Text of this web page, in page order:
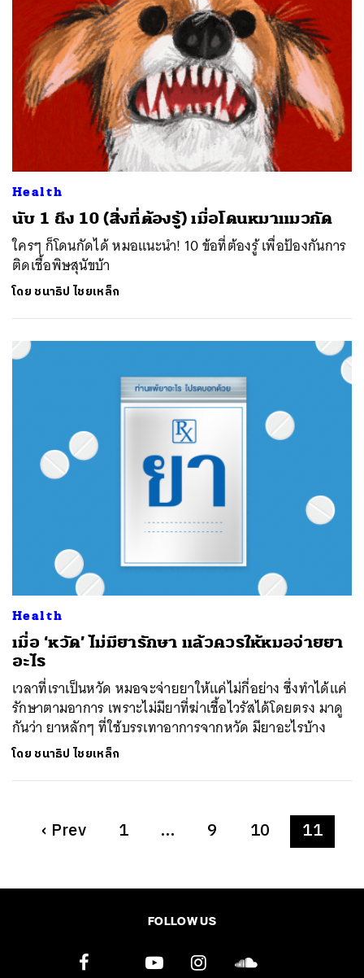
Health
นับ 1 ถึง 10 (สิ่งที่ต้องรู้) เมื่อโดนหมาแมวกัด
ใครๆ ก็โดนกัดได้ หมอแนะนำ! 10 ข้อที่ต้องรู้ เพื่อป้องกันการ
ติดเชื้อพิษสุนัขบ้า
โดย ชนาธิป ไชยเหล็ก
Health
เมื่อ ‘หวัด’ ไม่มียารักษา แล้วควรให้หมอจ่ายยา
อะไร
เวลาที่เราเป็นหวัด หมอจะจ่ายยาให้แค่ไม่กี่อย่าง ซึ่งทำได้แค่
รักษาตามอาการ เพราะไม่มียาที่ฆ่าเชื้อไวรัสได้โดยตรง มาดู
กันว่า ยาหลักๆ ที่ใช้บรรเทาอาการจากหวัด มียาอะไรบ้าง
โดย ชนาธิป ไชยเหล็ก
‹ Prev 1 … 9 10 11
FOLLOW US